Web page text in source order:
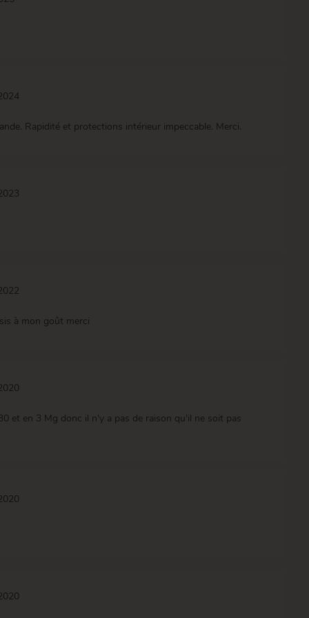
Rapidité et protections intérieur impeccable. Merci.
à mon goût merci
et en 3 Mg donc il n'y a pas de raison qu'il ne soit pas